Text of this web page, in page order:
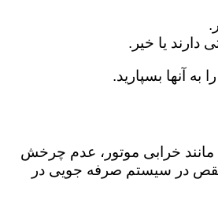
یا خیر.
آنها بسپارید.
مانند خرابی موتور، عدم چرخش
در سیستم صرفه جویی در